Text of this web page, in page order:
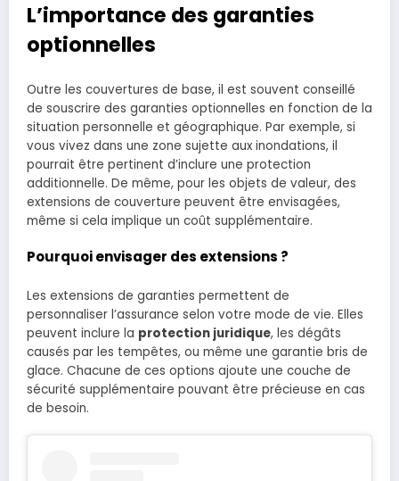
L’importance des garanties
optionnelles
Outre les couvertures de base, il est souvent conseillé
de souscrire des garanties optionnelles en fonction de la
situation personnelle et géographique. Par exemple, si
vous vivez dans une zone sujette aux inondations, il
pourrait être pertinent d’inclure une protection
additionnelle. De même, pour les objets de valeur, des
extensions de couverture peuvent être envisagées,
même si cela implique un coût supplémentaire.
Pourquoi envisager des extensions ?
Les extensions de garanties permettent de
personnaliser l’assurance selon votre mode de vie. Elles
peuvent inclure la protection juridique, les dégâts
causés par les tempêtes, ou même une garantie bris de
glace. Chacune de ces options ajoute une couche de
sécurité supplémentaire pouvant être précieuse en cas
de besoin.